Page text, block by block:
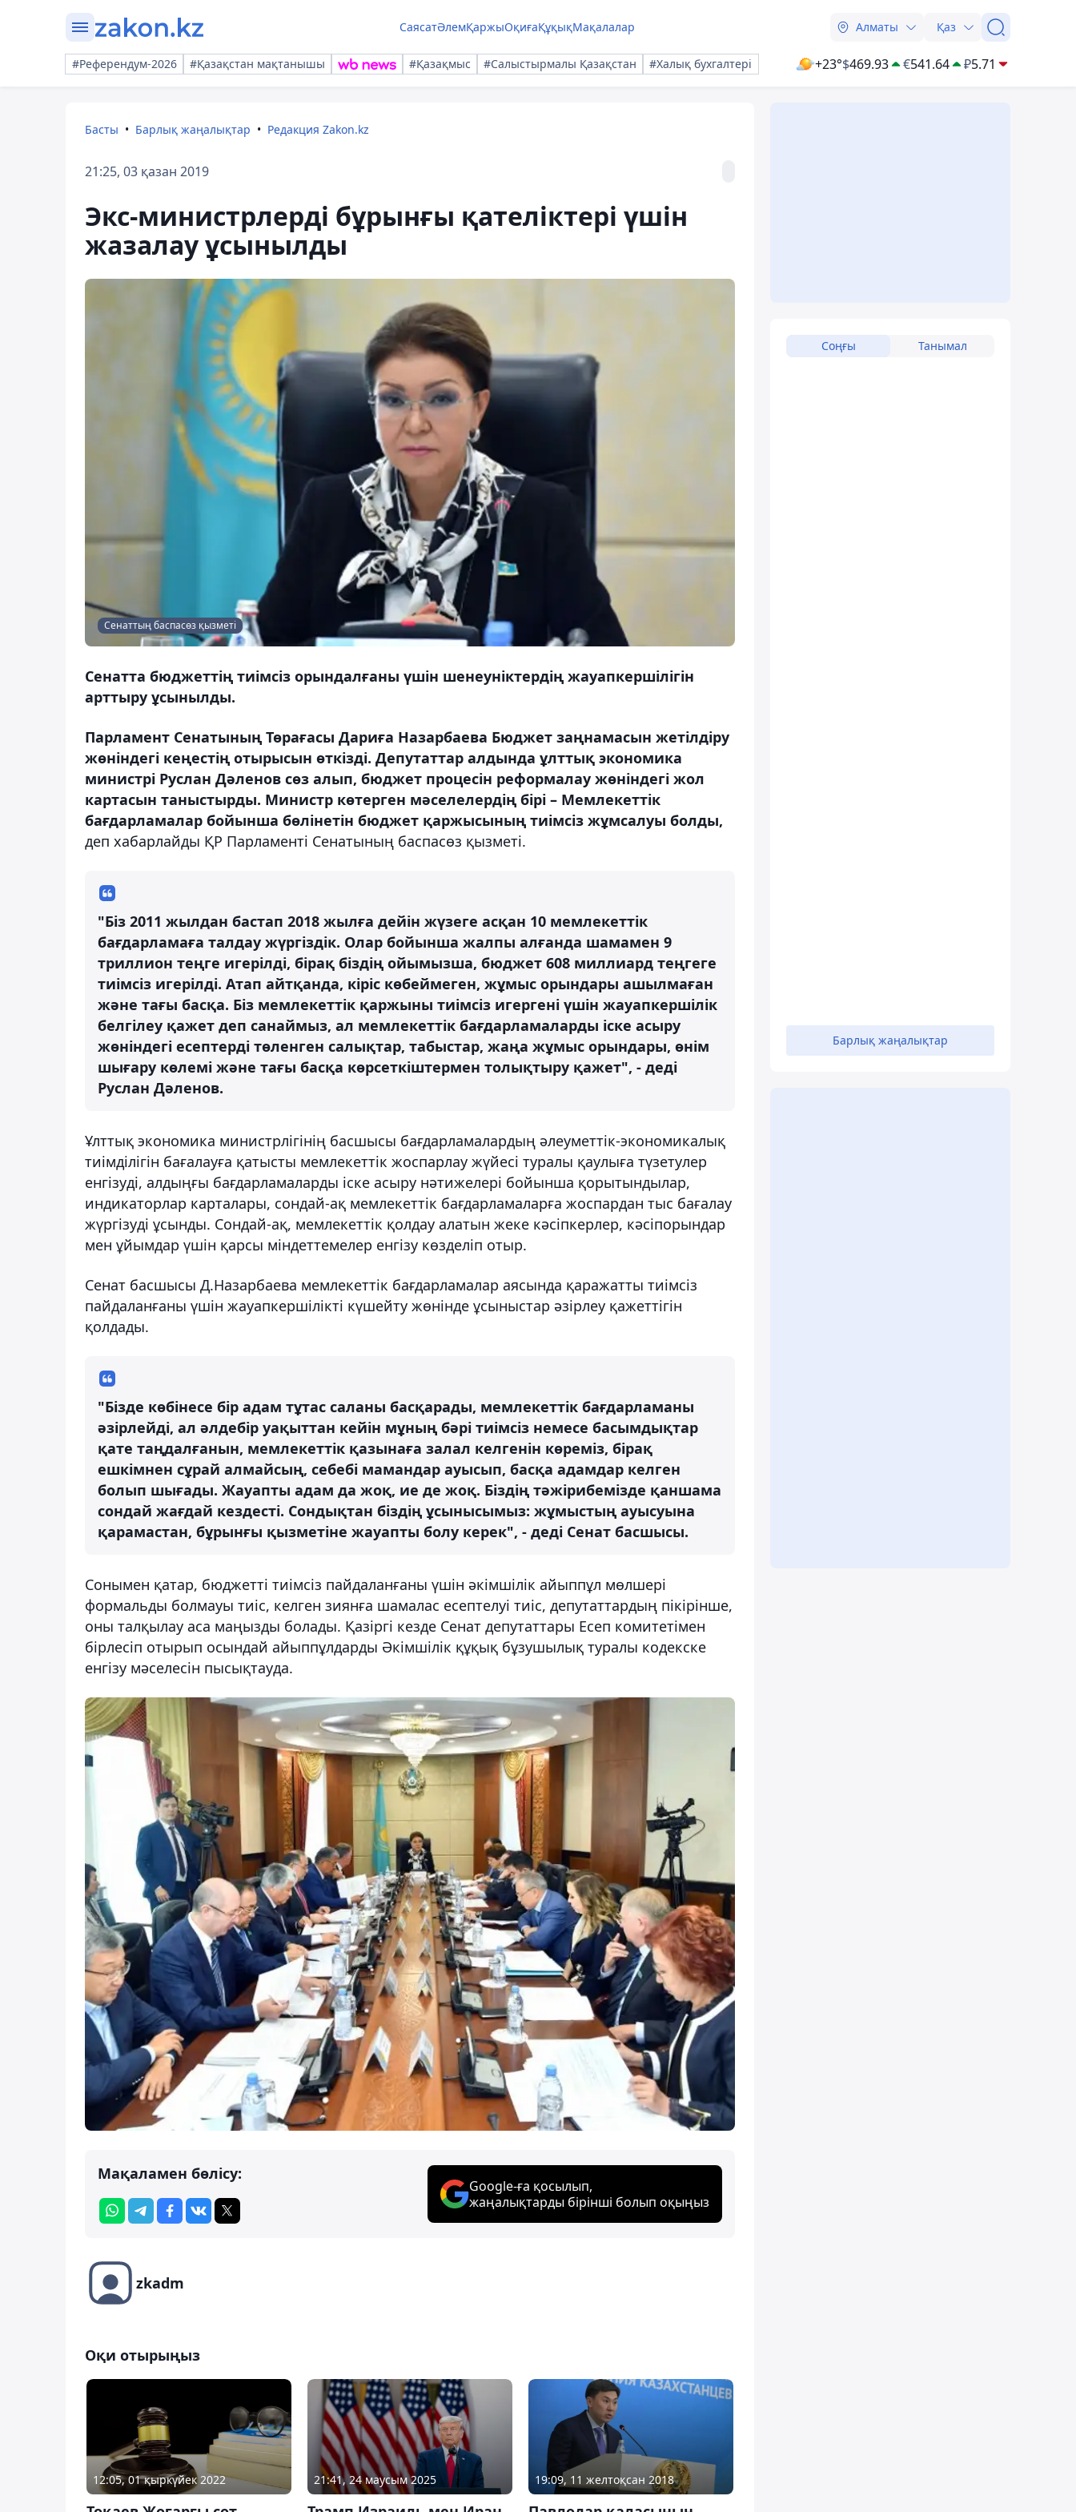
СаясатӘлемҚаржыОқиғаҚұқықМақалалар Алматы Қаз
#Референдум-2026 #Қазақстан мақтанышы #Қазақмыс #Салыстырмалы Қазақстан #Халық бухгалтері +23°$469.93 €541.64 ₽5.71
Басты Барлық жаңалықтар Редакция Zakon.kz
21:25, 03 қазан 2019
Экс-министрлерді бұрынғы қателіктері үшін
жазалау ұсынылды
Сенаттың баспасөз қызметі
Сенатта бюджеттің тиімсіз орындалғаны үшін шенеуніктердің жауапкершілігін
арттыру ұсынылды.
Парламент Сенатының Төрағасы Дариға Назарбаева Бюджет заңнамасын жетілдіру
жөніндегі кеңестің отырысын өткізді. Депутаттар алдында ұлттық экономика
министрі Руслан Дәленов сөз алып, бюджет процесін реформалау жөніндегі жол
картасын таныстырды. Министр көтерген мәселелердің бірі – Мемлекеттік
бағдарламалар бойынша бөлінетін бюджет қаржысының тиімсіз жұмсалуы болды,
деп хабарлайды ҚР Парламенті Сенатының баспасөз қызметі.
"Біз 2011 жылдан бастап 2018 жылға дейін жүзеге асқан 10 мемлекеттік
бағдарламаға талдау жүргіздік. Олар бойынша жалпы алғанда шамамен 9
триллион теңге игерілді, бірақ біздің ойымызша, бюджет 608 миллиард теңгеге
тиімсіз игерілді. Атап айтқанда, кіріс көбеймеген, жұмыс орындары ашылмаған
және тағы басқа. Біз мемлекеттік қаржыны тиімсіз игергені үшін жауапкершілік
белгілеу қажет деп санаймыз, ал мемлекеттік бағдарламаларды іске асыру
жөніндегі есептерді төленген салықтар, табыстар, жаңа жұмыс орындары, өнім
шығару көлемі және тағы басқа көрсеткіштермен толықтыру қажет", - деді
Руслан Дәленов.
Ұлттық экономика министрлігінің басшысы бағдарламалардың әлеуметтік-экономикалық
тиімділігін бағалауға қатысты мемлекеттік жоспарлау жүйесі туралы қаулыға түзетулер
енгізуді, алдыңғы бағдарламаларды іске асыру нәтижелері бойынша қорытындылар,
индикаторлар карталары, сондай-ақ мемлекеттік бағдарламаларға жоспардан тыс бағалау
жүргізуді ұсынды. Сондай-ақ, мемлекеттік қолдау алатын жеке кәсіпкерлер, кәсіпорындар
мен ұйымдар үшін қарсы міндеттемелер енгізу көзделіп отыр.
Сенат басшысы Д.Назарбаева мемлекеттік бағдарламалар аясында қаражатты тиімсіз
пайдаланғаны үшін жауапкершілікті күшейту жөнінде ұсыныстар әзірлеу қажеттігін
қолдады.
"Бізде көбінесе бір адам тұтас саланы басқарады, мемлекеттік бағдарламаны
әзірлейді, ал әлдебір уақыттан кейін мұның бәрі тиімсіз немесе басымдықтар
қате таңдалғанын, мемлекеттік қазынаға залал келгенін көреміз, бірақ
ешкімнен сұрай алмайсың, себебі мамандар ауысып, басқа адамдар келген
болып шығады. Жауапты адам да жоқ, ие де жоқ. Біздің тәжірибемізде қаншама
сондай жағдай кездесті. Сондықтан біздің ұсынысымыз: жұмыстың ауысуына
қарамастан, бұрынғы қызметіне жауапты болу керек", - деді Сенат басшысы.
Сонымен қатар, бюджетті тиімсіз пайдаланғаны үшін әкімшілік айыппұл мөлшері
формальды болмауы тиіс, келген зиянға шамалас есептелуі тиіс, депутаттардың пікірінше,
оны талқылау аса маңызды болады. Қазіргі кезде Сенат депутаттары Есеп комитетімен
бірлесіп отырып осындай айыппұлдарды Әкімшілік құқық бұзушылық туралы кодекске
енгізу мәселесін пысықтауда.
Мақаламен бөлісу:
Google-ға қосылып,
жаңалықтарды бірінші болып оқыңыз
zkadm
Оқи отырыңыз
12:05, 01 қыркүйек 2022 21:41, 24 маусым 2025 19:09, 11 желтоқсан 2018
Соңғы Танымал
Барлық жаңалықтар